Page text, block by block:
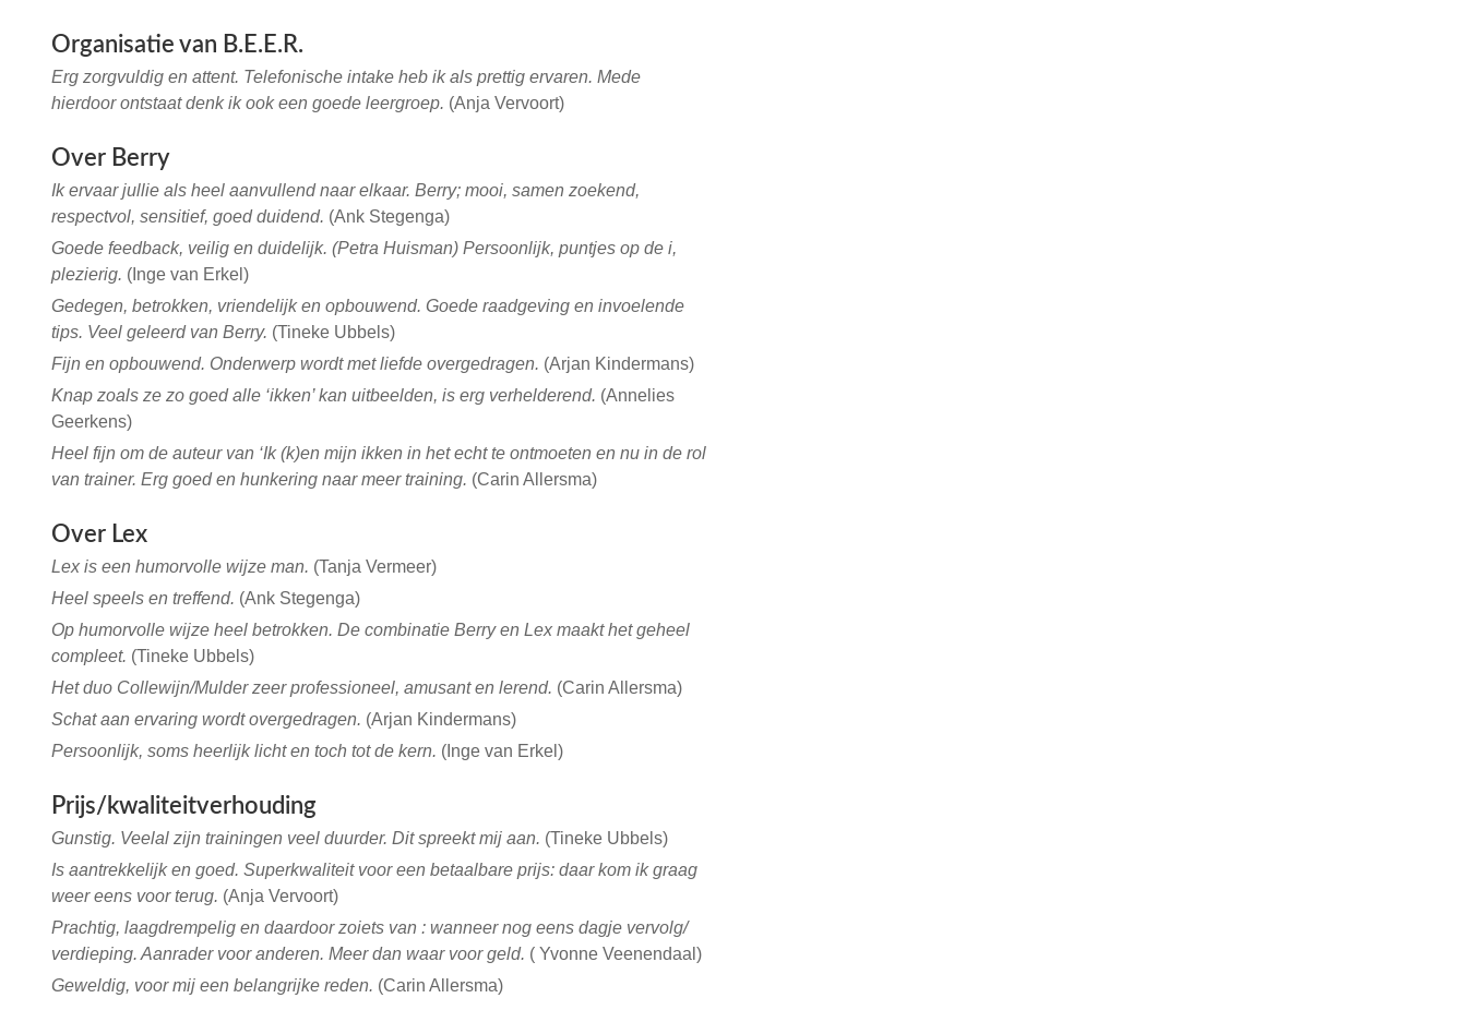
Organisatie van B.E.E.R.
Erg zorgvuldig en attent. Telefonische intake heb ik als prettig ervaren. Mede
hierdoor ontstaat denk ik ook een goede leergroep. (Anja Vervoort)
Over Berry
Ik ervaar jullie als heel aanvullend naar elkaar. Berry; mooi, samen zoekend,
respectvol, sensitief, goed duidend. (Ank Stegenga)
Goede feedback, veilig en duidelijk. (Petra Huisman) Persoonlijk, puntjes op de i,
plezierig. (Inge van Erkel)
Gedegen, betrokken, vriendelijk en opbouwend. Goede raadgeving en invoelende
tips. Veel geleerd van Berry. (Tineke Ubbels)
Fijn en opbouwend. Onderwerp wordt met liefde overgedragen. (Arjan Kindermans)
Knap zoals ze zo goed alle ‘ikken’ kan uitbeelden, is erg verhelderend. (Annelies
Geerkens)
Heel fijn om de auteur van ‘Ik (k)en mijn ikken in het echt te ontmoeten en nu in de rol
van trainer. Erg goed en hunkering naar meer training. (Carin Allersma)
Over Lex
Lex is een humorvolle wijze man. (Tanja Vermeer)
Heel speels en treffend. (Ank Stegenga)
Op humorvolle wijze heel betrokken. De combinatie Berry en Lex maakt het geheel
compleet. (Tineke Ubbels)
Het duo Collewijn/Mulder zeer professioneel, amusant en lerend. (Carin Allersma)
Schat aan ervaring wordt overgedragen. (Arjan Kindermans)
Persoonlijk, soms heerlijk licht en toch tot de kern. (Inge van Erkel)
Prijs/kwaliteitverhouding
Gunstig. Veelal zijn trainingen veel duurder. Dit spreekt mij aan. (Tineke Ubbels)
Is aantrekkelijk en goed. Superkwaliteit voor een betaalbare prijs: daar kom ik graag
weer eens voor terug. (Anja Vervoort)
Prachtig, laagdrempelig en daardoor zoiets van : wanneer nog eens dagje vervolg/
verdieping. Aanrader voor anderen. Meer dan waar voor geld. ( Yvonne Veenendaal)
Geweldig, voor mij een belangrijke reden. (Carin Allersma)